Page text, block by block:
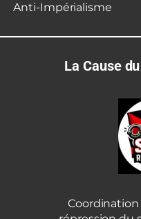
Anti-Impérialisme
La Cause